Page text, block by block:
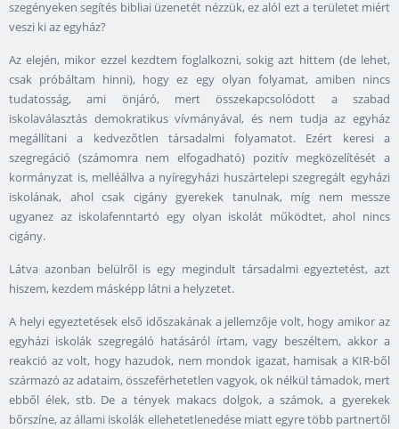
szegényeken segítés bibliai üzenetét nézzük, ez alól ezt a területet miért
veszi ki az egyház?
Az elején, mikor ezzel kezdtem foglalkozni, sokig azt hittem (de lehet,
csak próbáltam hinni), hogy ez egy olyan folyamat, amiben nincs
tudatosság, ami önjáró, mert összekapcsolódott a szabad
iskolaválasztás demokratikus vívmányával, és nem tudja az egyház
megállítani a kedvezőtlen társadalmi folyamatot. Ezért keresi a
szegregáció (számomra nem elfogadható) pozitív megközelítését a
kormányzat is, melléállva a nyíregyházi huszártelepi szegregált egyházi
iskolának, ahol csak cigány gyerekek tanulnak, míg nem messze
ugyanez az iskolafenntartó egy olyan iskolát működtet, ahol nincs
cigány.
Látva azonban belülről is egy megindult társadalmi egyeztetést, azt
hiszem, kezdem másképp látni a helyzetet.
A helyi egyeztetések első időszakának a jellemzője volt, hogy amikor az
egyházi iskolák szegregáló hatásáról írtam, vagy beszéltem, akkor a
reakció az volt, hogy hazudok, nem mondok igazat, hamisak a KIR-ből
származó az adataim, összeférhetetlen vagyok, ok nélkül támadok, mert
ebből élek, stb. De a tények makacs dolgok, a számok, a gyerekek
bőrszíne, az állami iskolák ellehetetlenedése miatt egyre több partnertől